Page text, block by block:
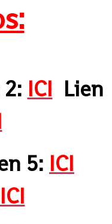
ICI Lien
5: ICI
ICI